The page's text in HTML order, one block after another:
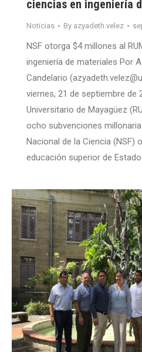
ciencias en ingeniería
Noticias By azyadeth.velez
NSF otorga $4 millones al
ingeniería de materiales Por
Candelario
viernes, 21 de septiembre de
Universitario de Mayagüez
ocho subvenciones
Nacional de la Ciencia (NSF)
educación superior de